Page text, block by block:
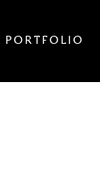
PORTFOLIO